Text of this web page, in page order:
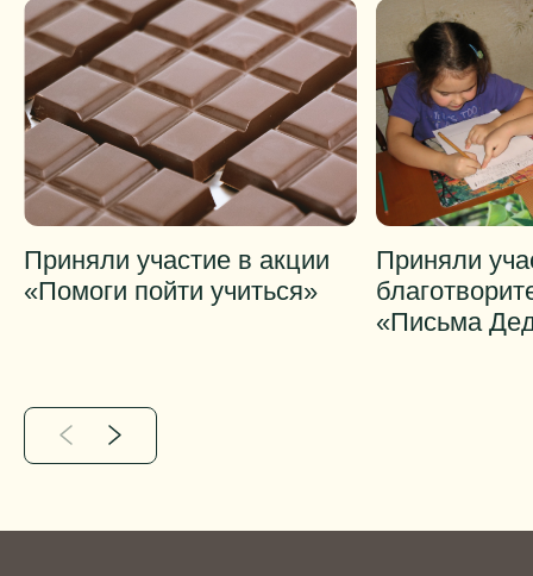
Приняли участие в акции
«Помоги пойти учиться»
Приняли
«Письма